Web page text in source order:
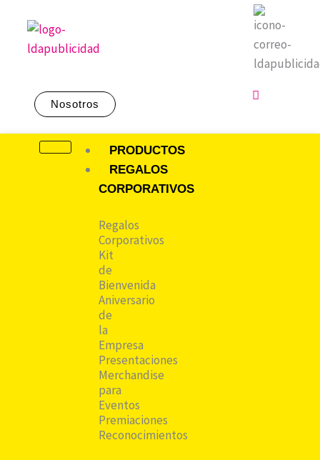
contenido
Nosotros
PRODUCTOS
REGALOS
CORPORATIVOS
Regalos
Corporativos
Kit
de
Bienvenida
Aniversario
de
la
Empresa
Presentaciones
Merchandise
para
Eventos
Premiaciones
Reconocimientos